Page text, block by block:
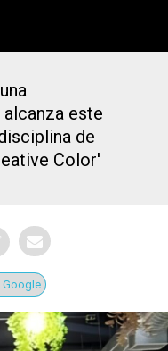
este
de
Color'
Google